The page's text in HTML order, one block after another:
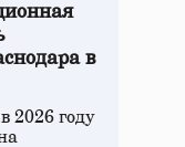
в
2026 году